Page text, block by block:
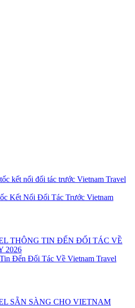
Kết Nối Đối Tác Trước Vietnam
Đến Đối Tác Về Vietnam Travel